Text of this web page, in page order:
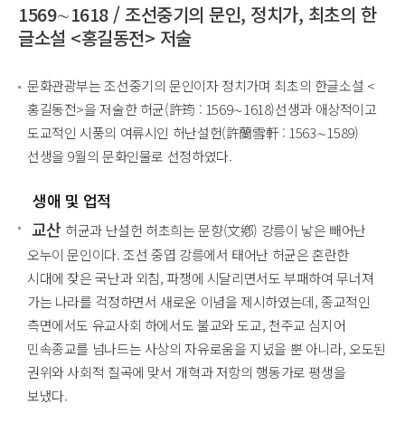
1569∼1618 / 조선중기의 문인, 정치가, 최초의 한
글소설 <홍길동전> 저술
문화관광부는 조선중기의 문인이자 정치가며 최초의 한글소설 <
홍길동전>을 저술한 허균(許筠 : 1569∼1618)선생과 애상적이고
도교적인 시풍의 여류시인 허난설헌(許蘭雪軒 : 1563∼1589)
선생을 9월의 문화인물로 선정하였다.
생애 및 업적
교산 허균과 난설헌 허초희는 문향(文鄕) 강릉이 낳은 빼어난
오누이 문인이다. 조선 중엽 강릉에서 태어난 허균은 혼란한
시대에 잦은 국난과 외침, 파쟁에 시달리면서도 부패하여 무너져
가는 나라를 걱정하면서 새로운 이념을 제시하였는데, 종교적인
측면에서도 유교사회 하에서도 불교와 도교, 천주교 심지어
민속종교를 넘나드는 사상의 자유로움을 지녔을 뿐 아니라, 오도된
권위와 사회적 질곡에 맞서 개혁과 저항의 행동가로 평생을
보냈다.